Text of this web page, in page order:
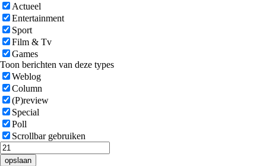
Actueel
Entertainment
Sport
Film & Tv
Games
Toon berichten van deze types
Weblog
Column
(P)review
Special
Poll
Scrollbar gebruiken
opslaan